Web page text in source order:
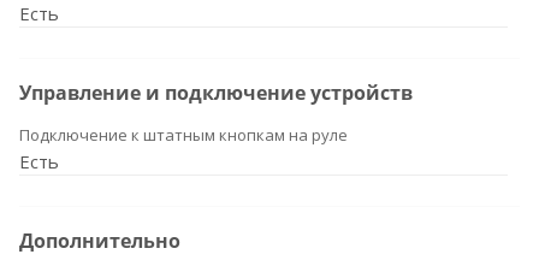
Есть
Управление и подключение устройств
Подключение к штатным кнопкам на руле
Есть
Дополнительно